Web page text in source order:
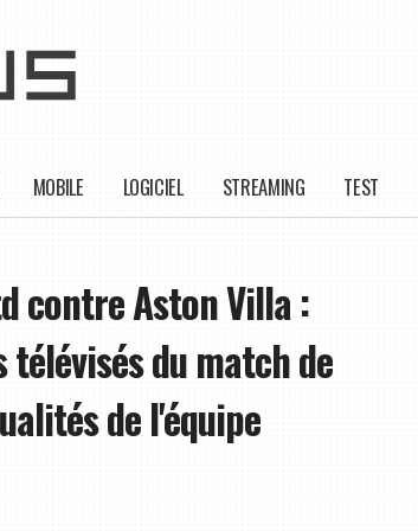
MOBILE LOGICIEL STREAMING TEST
contre Aston Villa :
du match de
de l'équipe